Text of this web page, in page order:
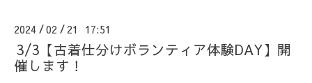
2024 /02 / 21 17:51
3/3【古着仕分けボランティア体験DAY】開
催します！